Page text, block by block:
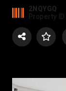
2NQYGQ
Property ID